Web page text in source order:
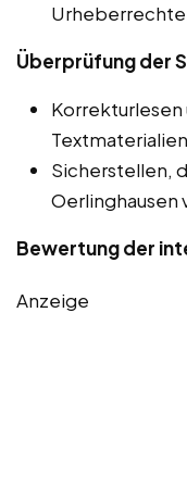
Überprüfung der
Sicherstellen,
Oerlinghausen
Bewertung der
Anzeige